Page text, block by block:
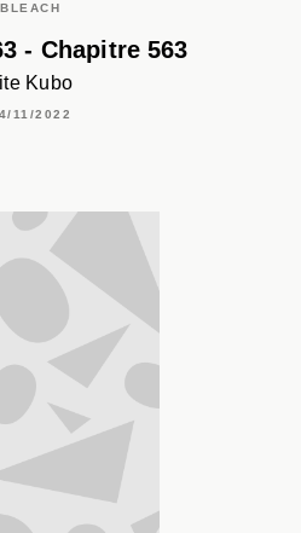
BLEACH
- Chapitre 563
Kubo
11/2022